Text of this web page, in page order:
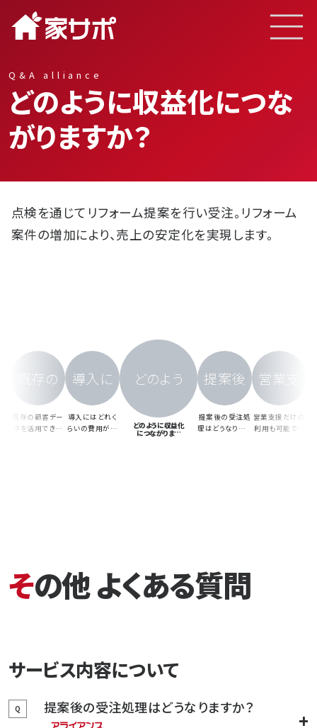
サービスと特徴
実績
会社概要
よくある質問
Q&A alliance
どのように収益化につな
がりますか？
点検を通じてリフォーム提案を行い受注。リフォーム
案件の増加により、売上の安定化を実現します。
既存の
既存の顧客デー
タを活用できま
導入に
導入にはどれく
らいの費用がか
どのよう
どのように収益化
につながります
提案後
提案後の受注処
理はどうなります
営業支
営業支援だけの
利用も可能です
その他 よくある質問
サービス内容について
Q 提案後の受注処理はどうなりますか？